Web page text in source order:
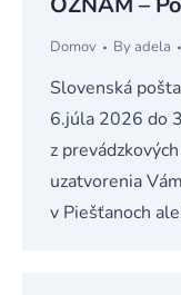
Domov Byadela
Slovenská
6.júla 2026 do
z
uzatvorenia
v Piešťanoch